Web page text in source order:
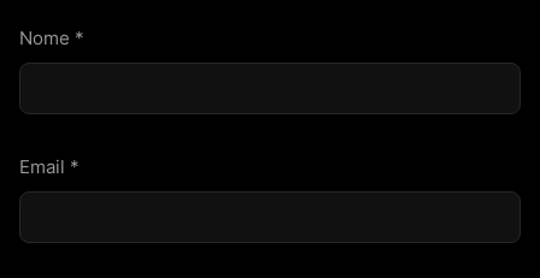
Nome *
Email *